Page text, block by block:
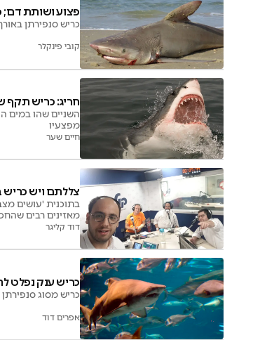
פצוע ושותת דם;
כריש סנפירתן
קובי פינקלר
חריג: כריש תקף
השניים שהו במים
מפצעיו
חיים שער
צללתם ויש כריש
בתוכנית 'עושים
מאזינים רבים
דוד קליגר
כריש ענק נפלט
כריש מסוג
אפרים דוד